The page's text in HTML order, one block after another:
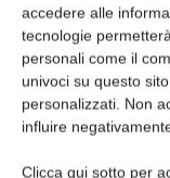
accedere alle
tecnologie
personali come il
univoci su questo
personalizzati. Non
influire
Clicca qui sotto per
Articolo precedente
Le raccomandazioni
odontoiatria